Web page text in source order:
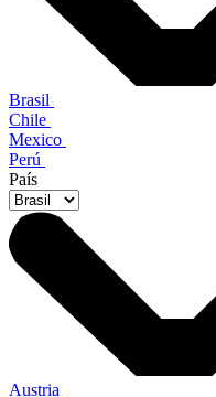
Brasil
Chile
Mexico
Perú
País
Austria